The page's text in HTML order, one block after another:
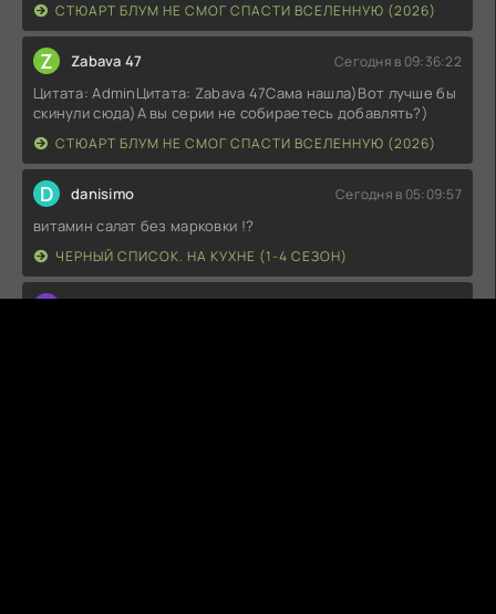
СТЮАРТ БЛУМ НЕ СМОГ СПАСТИ ВСЕЛЕННУЮ (2026)
Z Zabava 47 Сегодня в 09:36:22
Цитата: AdminЦитата: Zabava 47Сама нашла)Вот лучше бы
скинули сюда)А вы серии не собираетесь добавлять?)
СТЮАРТ БЛУМ НЕ СМОГ СПАСТИ ВСЕЛЕННУЮ (2026)
D danisimo Сегодня в 05:09:57
витамин салат без марковки !?
ЧЕРНЫЙ СПИСОК. НА КУХНЕ (1-4 СЕЗОН)
S